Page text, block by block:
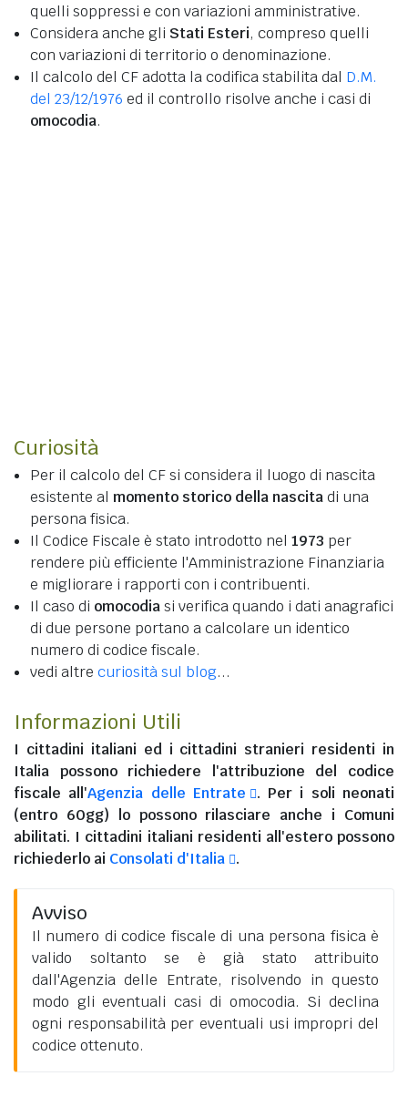
quelli soppressi e con variazioni amministrative.
Considera anche gli Stati Esteri, compreso quelli
con variazioni di territorio o denominazione.
Il calcolo del CF adotta la codifica stabilita dal D.M.
del 23/12/1976 ed il controllo risolve anche i casi di
omocodia.
Curiosità
Per il calcolo del CF si considera il luogo di nascita
esistente al momento storico della nascitadi una
persona fisica.
Il Codice Fiscale è stato introdotto nel 1973 per
rendere più efficiente l'Amministrazione Finanziaria
e migliorare i rapporti con i contribuenti.
Il caso di omocodiasi verifica quando i dati anagrafici
di due persone portano a calcolare un identico
numero di codice fiscale.
vedi altre curiosità sul blog...
Informazioni Utili
I cittadini italiani ed i cittadini stranieri residenti in
Italia possono richiedere l'attribuzione del codice
fiscale all'Agenzia delle Entrate
. Per i soli neonati
(entro 60gg) lo possono rilasciare anche i Comuni
abilitati. I cittadini italiani residenti all'esteropossono
richiederlo ai Consolati d'Italia .
Avviso
Il numero di codice fiscale di una persona fisica è
valido soltanto se è già stato attribuito
dall'Agenzia delle Entrate, risolvendo in questo
modo gli eventuali casi di omocodia. Si declina
ogni responsabilità per eventuali usi impropri del
codice ottenuto.